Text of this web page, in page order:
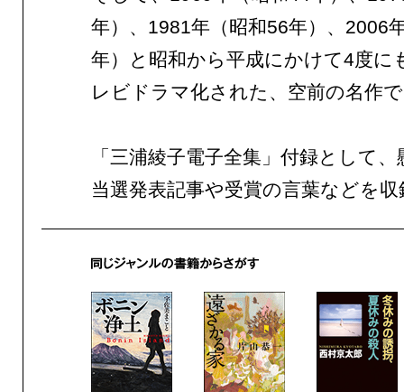
年）、1981年（昭和56年）、2006
年）と昭和から平成にかけて4度に
レビドラマ化された、空前の名作
「三浦綾子電子全集」付録として
当選発表記事や受賞の言葉などを収